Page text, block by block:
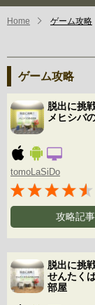
Home ゲーム攻略
ゲーム攻略
脱出に
メヒシバ
tomoLaSiDo
攻略記
脱出に
せんたく
部屋